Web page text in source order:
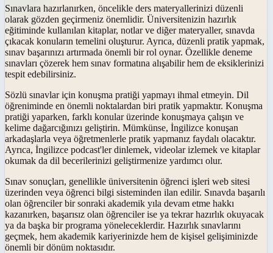
Sınavlara hazırlanırken, öncelikle ders materyallerinizi düzenli
olarak gözden geçirmeniz önemlidir. Üniversitenizin hazırlık
eğitiminde kullanılan kitaplar, notlar ve diğer materyaller, sınavda
çıkacak konuların temelini oluşturur. Ayrıca, düzenli pratik yapmak,
sınav başarınızı artırmada önemli bir rol oynar. Özellikle deneme
sınavları çözerek hem sınav formatına alışabilir hem de eksiklerinizi
tespit edebilirsiniz.
Sözlü sınavlar için konuşma pratiği yapmayı ihmal etmeyin. Dil
öğreniminde en önemli noktalardan biri pratik yapmaktır. Konuşma
pratiği yaparken, farklı konular üzerinde konuşmaya çalışın ve
kelime dağarcığınızı geliştirin. Mümkünse, İngilizce konuşan
arkadaşlarla veya öğretmenlerle pratik yapmanız faydalı olacaktır.
Ayrıca, İngilizce podcast'ler dinlemek, videolar izlemek ve kitaplar
okumak da dil becerilerinizi geliştirmenize yardımcı olur.
Sınav sonuçları, genellikle üniversitenin öğrenci işleri web sitesi
üzerinden veya öğrenci bilgi sisteminden ilan edilir. Sınavda başarılı
olan öğrenciler bir sonraki akademik yıla devam etme hakkı
kazanırken, başarısız olan öğrenciler ise ya tekrar hazırlık okuyacak
ya da başka bir programa yöneleceklerdir. Hazırlık sınavlarını
geçmek, hem akademik kariyerinizde hem de kişisel gelişiminizde
önemli bir dönüm noktasıdır.